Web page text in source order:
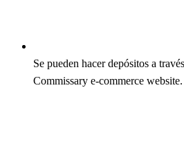
Se pueden hacer depósitos a
Commissary e-commerce website.